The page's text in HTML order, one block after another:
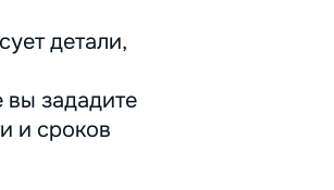
детали,
вы зададите
и сроков